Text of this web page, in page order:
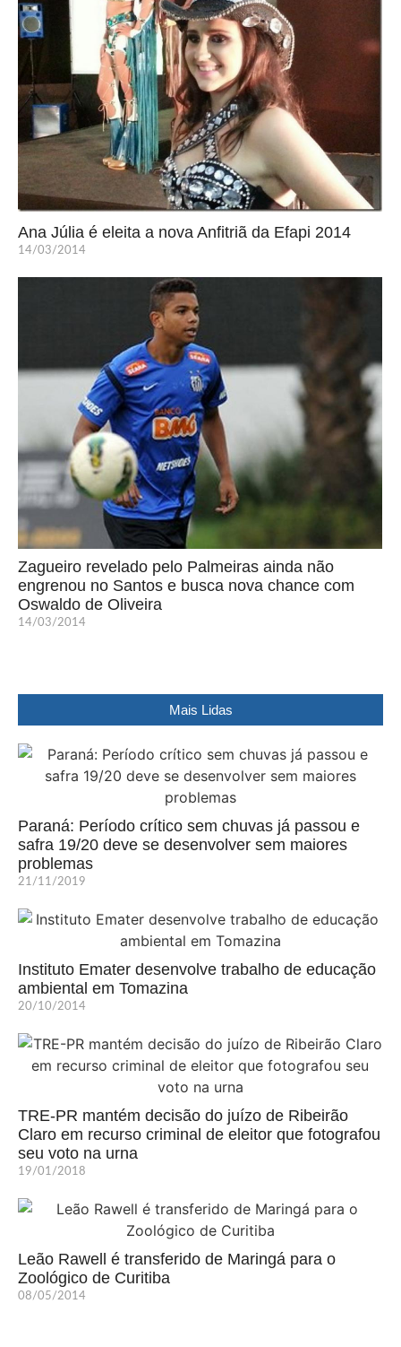
Ana Júlia é eleita a nova Anfitriã da Efapi 2014
14/03/2014
Zagueiro revelado pelo Palmeiras ainda não
engrenou no Santos e busca nova chance com
Oswaldo de Oliveira
14/03/2014
Mais Lidas
Paraná: Período crítico sem chuvas já passou e
safra 19/20 deve se desenvolver sem maiores
problemas
21/11/2019
Instituto Emater desenvolve trabalho de educação
ambiental em Tomazina
20/10/2014
TRE-PR mantém decisão do juízo de Ribeirão
Claro em recurso criminal de eleitor que fotografou
seu voto na urna
19/01/2018
Leão Rawell é transferido de Maringá para o
Zoológico de Curitiba
08/05/2014